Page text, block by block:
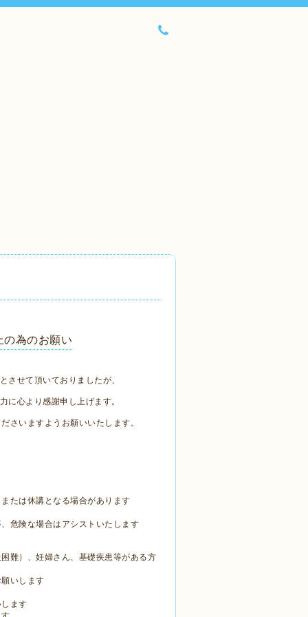
の為のお願い
させて頂いておりましたが、
に心より感謝申し上げます。
さいますようお願いいたします。
たは休講となる場合があります
危険な場合はアシストいたします
難）、妊婦さん、基礎疾患等がある方
いします
ます